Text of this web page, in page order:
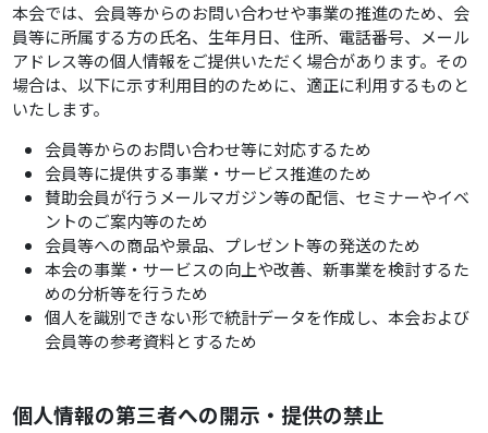
本会では、会員等からのお問い合わせや事業の推進のため、会
員等に所属する方の氏名、生年月日、住所、電話番号、メール
アドレス等の個人情報をご提供いただく場合があります。その
場合は、以下に示す利用目的のために、適正に利用するものと
いたします。
会員等からのお問い合わせ等に対応するため
会員等に提供する事業・サービス推進のため
賛助会員が行うメールマガジン等の配信、セミナーやイベ
ントのご案内等のため
会員等への商品や景品、プレゼント等の発送のため
本会の事業・サービスの向上や改善、新事業を検討するた
めの分析等を行うため
個人を識別できない形で統計データを作成し、本会および
会員等の参考資料とするため
個人情報の第三者への開示・提供の禁止